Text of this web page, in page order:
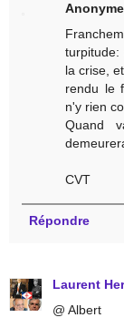
Anonyme
turpitude:
la crise,
rendu le
n'y rien
Quand
CVT
Répondre
Laurent
@ Albert